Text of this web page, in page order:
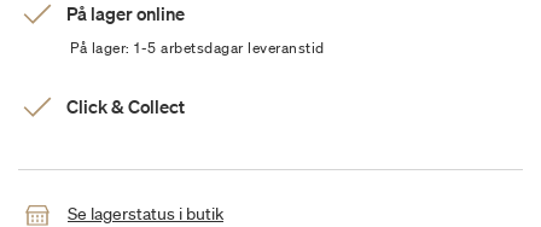
På lager online
På lager: 1-5 arbetsdagar leveranstid
Click & Collect
Se lagerstatus i butik